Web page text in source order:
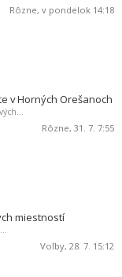
Rôzne, v pondelok 14:18
v Horných Orešanoch
Rôzne, 31. 7. 7:55
miestností
Voľby, 28. 7. 15:12